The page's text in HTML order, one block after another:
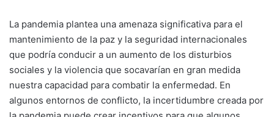
La pandemia plantea una amenaza significativa para el
mantenimiento de la paz y la seguridad internacionales
que podría conducir a un aumento de los disturbios
sociales y la violencia que socavarían en gran medida
nuestra capacidad para combatir la enfermedad. En
algunos entornos de conflicto, la incertidumbre creada por